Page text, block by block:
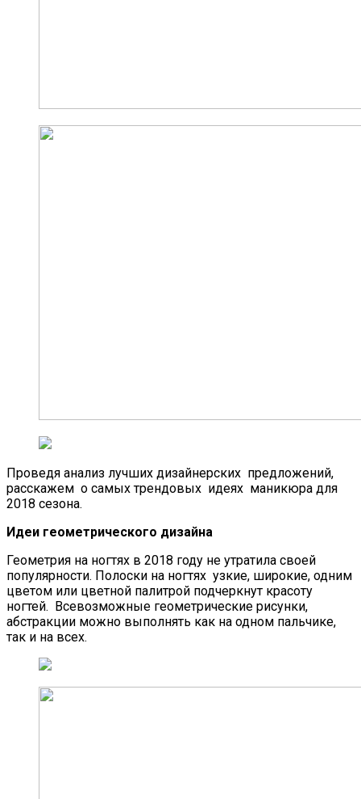
Проведя анализ лучших дизайнерских предложений,
расскажем о самых трендовых идеях маникюра для
2018 сезона.
Идеи геометрического дизайна
Геометрия на ногтях в 2018 году не утратила своей
популярности. Полоски на ногтях узкие, широкие, одним
цветом или цветной палитрой подчеркнут красоту
ногтей. Всевозможные геометрические рисунки,
абстракции можно выполнять как на одном пальчике,
так и на всех.